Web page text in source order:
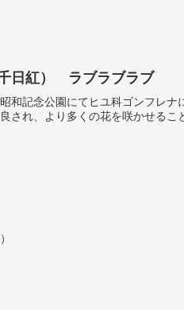
日紅） ラブラブラブ
和記念公園にてヒユ科ゴンフレナ
され、より多くの花を咲かせるこ